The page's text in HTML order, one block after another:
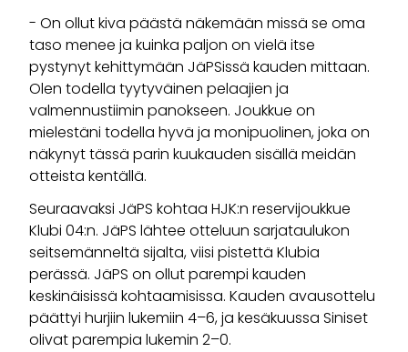
- On ollut kiva päästä näkemään missä se oma
taso menee ja kuinka paljon on vielä itse
pystynyt kehittymään JäPSissä kauden mittaan.
Olen todella tyytyväinen pelaajien ja
valmennustiimin panokseen. Joukkue on
mielestäni todella hyvä ja monipuolinen, joka on
näkynyt tässä parin kuukauden sisällä meidän
otteista kentällä.
Seuraavaksi JäPS kohtaa HJK:n reservijoukkue
Klubi 04:n. JäPS lähtee otteluun sarjataulukon
seitsemänneltä sijalta, viisi pistettä Klubia
perässä. JäPS on ollut parempi kauden
keskinäisissä kohtaamisissa. Kauden avausottelu
päättyi hurjiin lukemiin 4–6, ja kesäkuussa Siniset
olivat parempia lukemin 2–0.